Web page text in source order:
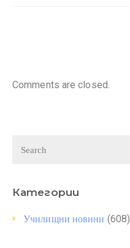
Comments are closed.
Категории
Училищни новини (608)